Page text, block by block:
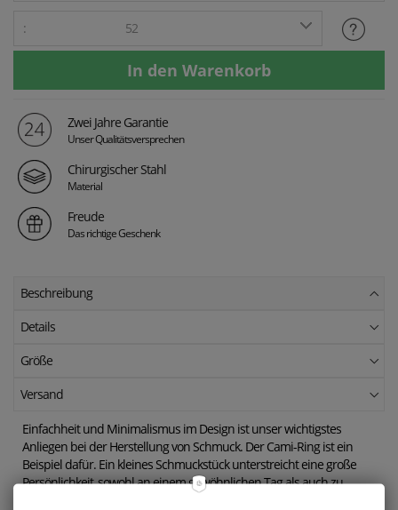
: 52
Zwei Jahre Garantie
Unser Qualitätsversprechen
Chirurgischer Stahl
Material
Freude
Das richtige Geschenk
Beschreibung
Details
Größe
Versand
Einfachheit und Minimalismus im Design ist unser wichtigstes
Anliegen bei der Herstellung von Schmuck. Der Cami-Ring ist ein
Beispiel dafür. Ein kleines Schmuckstück unterstreicht eine große
Persönlichkeit, sowohl an einem gewöhnlichen Tag als auch zu